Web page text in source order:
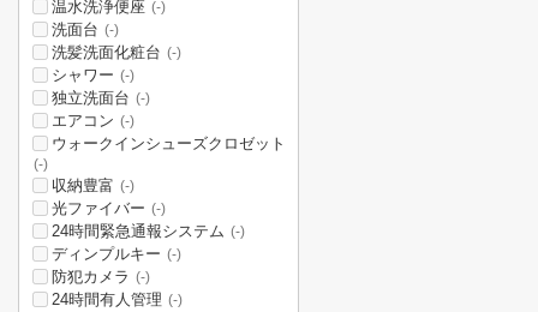
温水洗浄便座 (-)
洗面台 (-)
洗髪洗面化粧台 (-)
シャワー (-)
独立洗面台 (-)
エアコン (-)
ウォークインシューズクロゼット
(-)
収納豊富 (-)
光ファイバー (-)
24時間緊急通報システム (-)
ディンプルキー (-)
防犯カメラ (-)
24時間有人管理 (-)